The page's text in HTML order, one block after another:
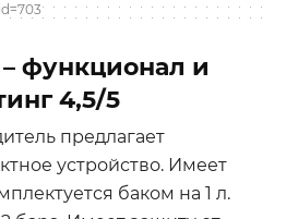
– функционал и
4,5/5
предлагает
устройство. Имеет
баком на 1 л.